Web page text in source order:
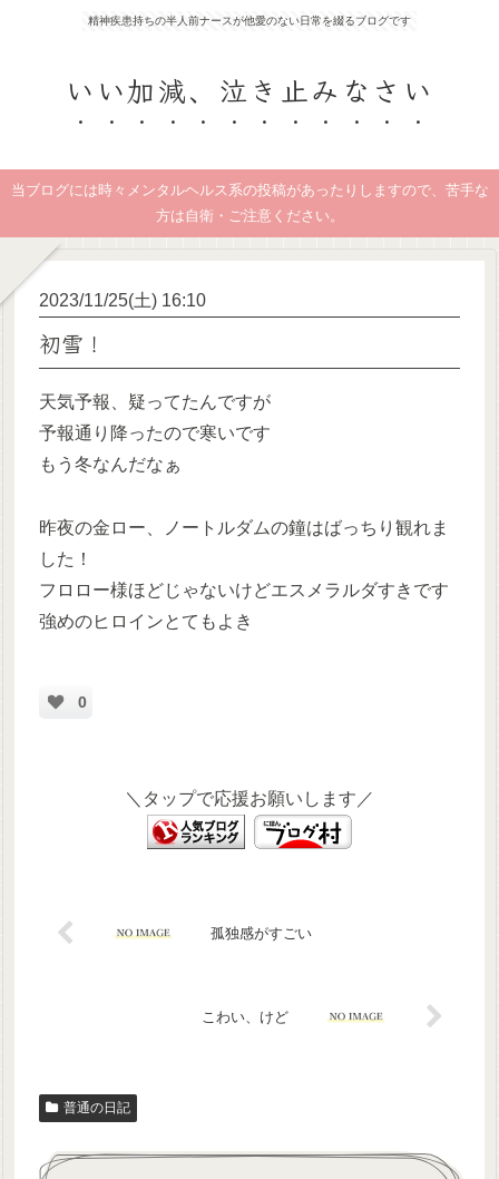
精神疾患持ちの半人前ナースが他愛のない日常を綴るブログです
いい加減、泣き止みなさい
当ブログには時々メンタルヘルス系の投稿があったりしますので、苦手な
方は自衛・ご注意ください。
2023/11/25(土) 16:10
初雪！
天気予報、疑ってたんですが
予報通り降ったので寒いです
もう冬なんだなぁ
昨夜の金ロー、ノートルダムの鐘はばっちり観れま
した！
フロロー様ほどじゃないけどエスメラルダすきです
強めのヒロインとてもよき
0
＼タップで応援お願いします／
孤独感がすごい
こわい、けど
普通の日記